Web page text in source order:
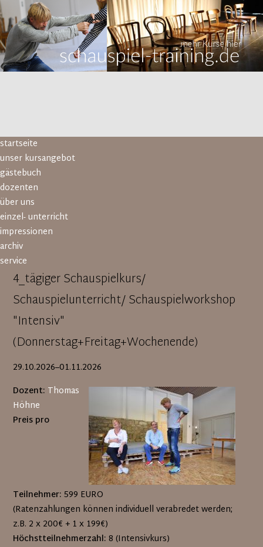
Navigation
überspringen
startseite
unser kursangebot
gästebuch
dozenten
über uns
einzel- unterricht
impressionen
archiv
service
4_tägiger Schauspielkurs/
Schauspielunterricht/ Schauspielworkshop
"Intensiv"
(Donnerstag+Freitag+Wochenende)
29.10.2026–01.11.2026
Dozent: Thomas
Höhne
Preis pro
Teilnehmer: 599 EURO
(Ratenzahlungen können individuell verabredet werden;
z.B. 2 x 200€ + 1 x 199€)
Höchstteilnehmerzahl: 8 (Intensivkurs)